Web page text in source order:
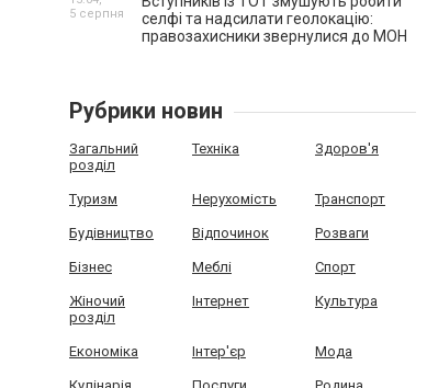
селфі та надсилати геолокацію:
правозахисники звернулися до МОН
5 серпня
Рубрики новин
Загальний
розділ
Техніка Здоров'я
Туризм Нерухомість Транспорт
Будівництво Відпочинок Розваги
Бізнес Меблі Спорт
Жіночий
розділ
Інтернет Культура
Економіка Інтер'єр Мода